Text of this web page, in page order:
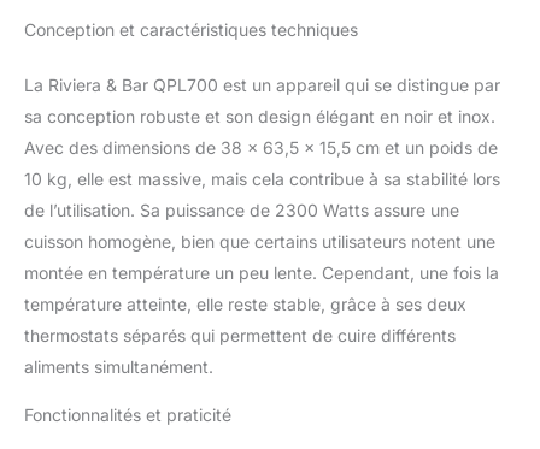
Personnes
légumes, il garantit des
chaque utilisation
Capacité généreuse :
Conçu pour régaler 8 à
10 personnes, il offre une
surface de cuisson de
53,5 x 33 cm (1765 cm²).
Les plaques massives en
permettent de cuisiner
une grande variété de
plats simultanément,
Conception et caractéristiques techniques
La Riviera & Bar QPL700 est un appareil qui se distingue par
sa conception robuste et son design élégant en noir et inox.
Avec des dimensions de 38 x 63,5 x 15,5 cm et un poids de
10 kg, elle est massive, mais cela contribue à sa stabilité lors
de l’utilisation. Sa puissance de 2300 Watts assure une
cuisson homogène, bien que certains utilisateurs notent une
montée en température un peu lente. Cependant, une fois la
température atteinte, elle reste stable, grâce à ses deux
thermostats séparés qui permettent de cuire différents
aliments simultanément.
Fonctionnalités et praticité